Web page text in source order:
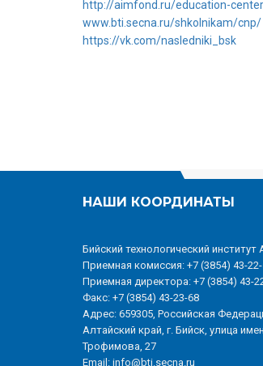
http://aimfond.ru/education-
www.bti.secna.ru/shkolnikam/cnp/
https://vk.com/nasledniki_bsk
НАШИ КООРДИНАТЫ
Бийский технологический
Приемная комиссия: +7 (3854) 43-
Приемная директора: +7 (3854) 43-
Факс: +7 (3854) 43-23-68
Адрес: 659305, Российская
Алтайский край, г. Бийск, улица
Трофимова, 27
Email: info@bti.secna.ru